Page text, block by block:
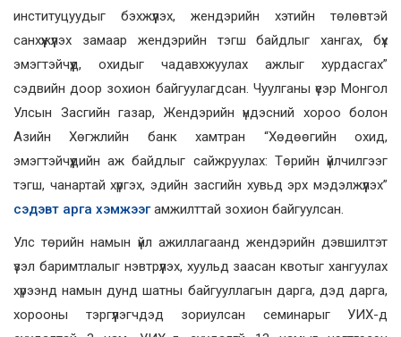
институцуудыг бэхжүүлэх, жендэрийн хэтийн төлөвтэй
санхүүжүүлэх замаар жендэрийн тэгш байдлыг хангах, бүх
эмэгтэйчүүд, охидыг чадавхжуулах ажлыг хурдасгах”
сэдвийн доoр зохион байгуулагдсан. Чуулганы үеэр Монгол
Улсын Засгийн газар, Жендэрийн үндэсний хороо болон
Азийн Хөгжлийн банк хамтран “Хөдөөгийн охид,
эмэгтэйчүүдийн аж байдлыг сайжруулах: Төрийн үйлчилгээг
тэгш, чанартай хүргэх, эдийн засгийн хувьд эрх мэдэлжүүлэх”
сэдэвт арга хэмжээгамжилттай зохион байгуулсан.
Улс төрийн намын үйл ажиллагаанд жендэрийн дэвшилтэт
үзэл баримтлалыг нэвтрүүлэх, хуульд заасан квотыг хангуулах
хүрээнд намын дунд шатны байгууллагын дарга, дэд дарга,
хорооны тэргүүлэгчдэд зориулсан семинарыг УИХ-д